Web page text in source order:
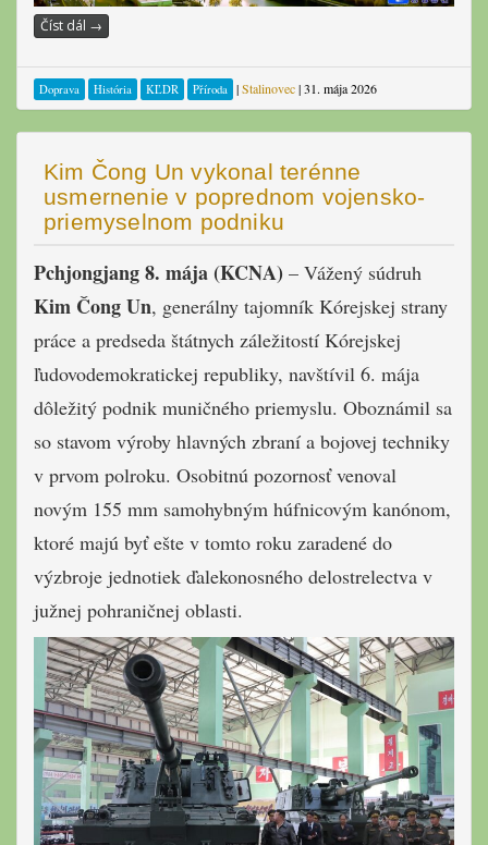
Číst dál →
Doprava História KĽDR Příroda |Stalinovec|31. mája 2026
Kim Čong Un vykonal terénne
usmernenie v poprednom vojensko-
priemyselnom podniku
Pchjongjang 8. mája (KCNA) – Vážený súdruh
Kim Čong Un, generálny tajomník Kórejskej strany
práce a predseda štátnych záležitostí Kórejskej
ľudovodemokratickej republiky, navštívil 6. mája
dôležitý podnik muničného priemyslu. Oboznámil sa
so stavom výroby hlavných zbraní a bojovej techniky
v prvom polroku. Osobitnú pozornosť venoval
novým 155 mm samohybným húfnicovým kanónom,
ktoré majú byť ešte v tomto roku zaradené do
výzbroje jednotiek ďalekonosného delostrelectva v
južnej pohraničnej oblasti.